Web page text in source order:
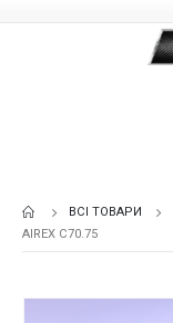
ВСІ ТОВАРИ
AIREX C70.75